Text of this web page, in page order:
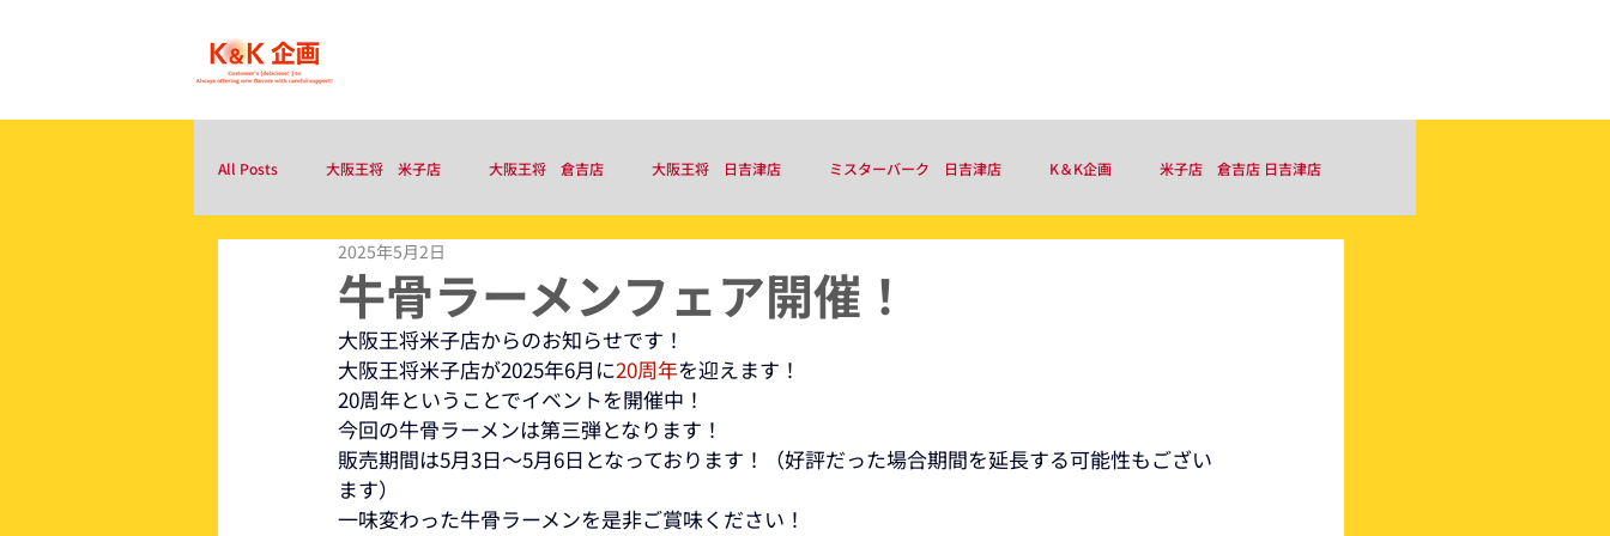
All Posts 大阪王将 米子店 大阪王将 倉吉店 大阪王将 日吉津店 ミスターバーク 日吉津店 K＆K企画 米子店 倉吉店 日吉津店
牛骨ラーメンフェア開催！
2025年5月2日
大阪王将米子店からのお知らせです！
大阪王将米子店が2025年6月に20周年を迎えます！
20周年ということでイベントを開催中！
今回の牛骨ラーメンは第三弾となります！
販売期間は5月3日～5月6日となっております！（好評だった場合期間を延長する可能性もござい
ます）
一味変わった牛骨ラーメンを是非ご賞味ください！